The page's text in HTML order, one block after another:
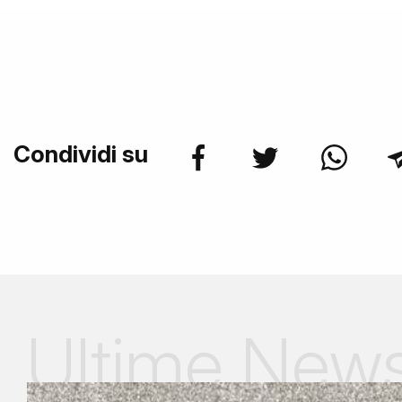
Condividi su
Ultime